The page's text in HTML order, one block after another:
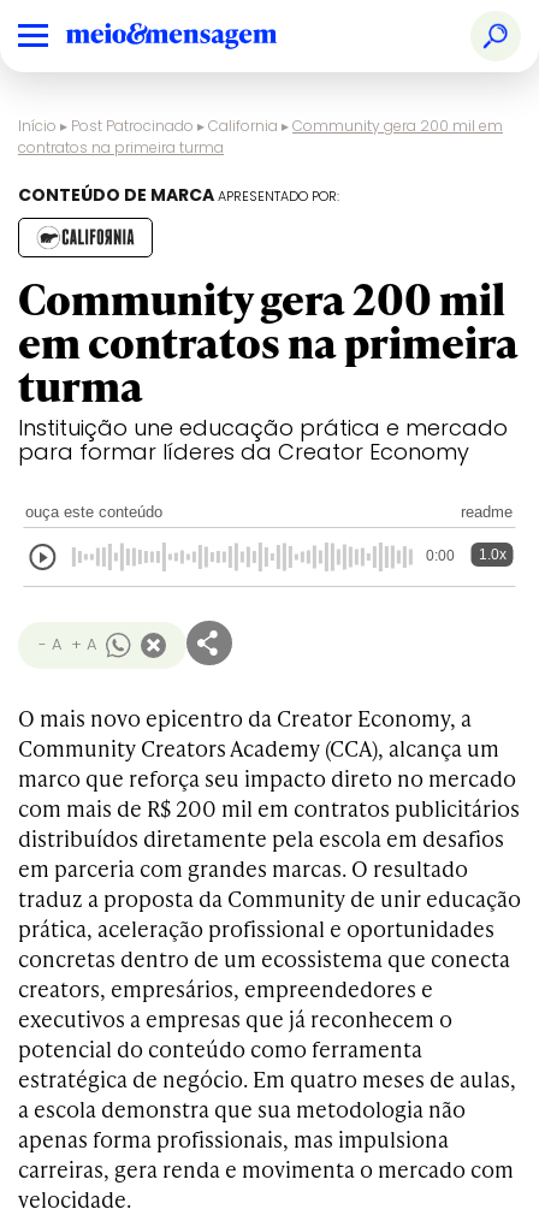
Início ▸ Post Patrocinado ▸California ▸Community gera 200 mil em
contratos na primeira turma
CONTEÚDO DE MARCAAPRESENTADO POR:
Community gera 200 mil
em contratos na primeira
turma
Instituição une educação prática e mercado
para formar líderes da Creator Economy
ouça este conteúdo readme
0:00 1.0x
- A + A
O mais novo epicentro da Creator Economy, a
Community Creators Academy (CCA), alcança um
marco que reforça seu impacto direto no mercado
com mais de R$ 200 mil em contratos publicitários
distribuídos diretamente pela escola em desafios
em parceria com grandes marcas. O resultado
traduz a proposta da Community de unir educação
prática, aceleração profissional e oportunidades
concretas dentro de um ecossistema que conecta
creators, empresários, empreendedores e
executivos a empresas que já reconhecem o
potencial do conteúdo como ferramenta
estratégica de negócio. Em quatro meses de aulas,
a escola demonstra que sua metodologia não
apenas forma profissionais, mas impulsiona
carreiras, gera renda e movimenta o mercado com
velocidade.